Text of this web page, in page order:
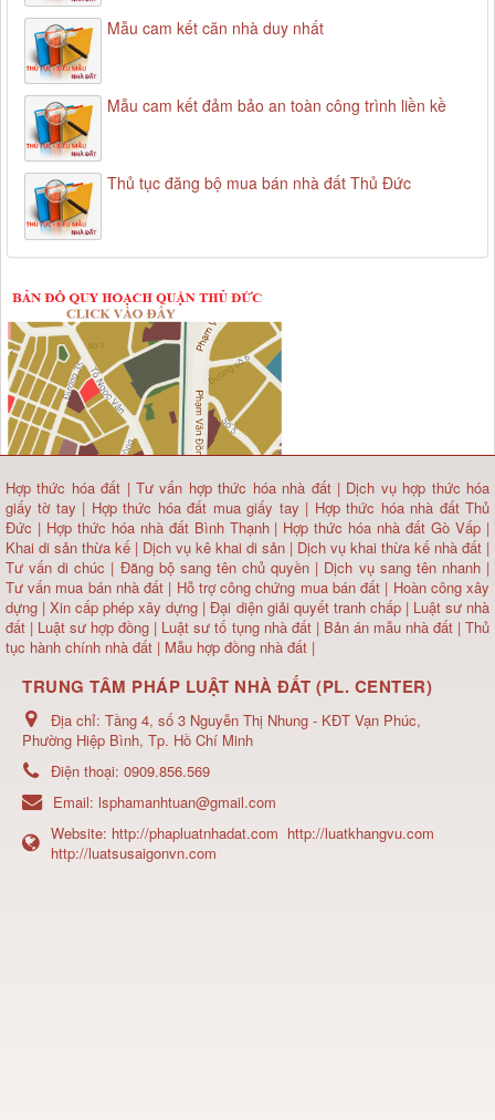
Mẫu cam kết căn nhà duy nhất
Mẫu cam kết đảm bảo an toàn công trình liền kề
Thủ tục đăng bộ mua bán nhà đất Thủ Đức
Hợp thức hóa đất |Tư vấn hợp thức hóa nhà đất| Dịch vụ hợp thức hóa
giấy tờ tay | Hợp thức hóa đất mua giấy tay | Hợp thức hóa nhà đất Thủ
Đức | Hợp thức hóa nhà đất Bình Thạnh | Hợp thức hóa nhà đất Gò Vấp |
Khai di sản thừa kế | Dịch vụ kê khai di sản | Dịch vụ khai thừa kế nhà đất |
Tư vấn di chúc | Đăng bộ sang tên chủ quyền | Dịch vụ sang tên nhanh |
Tư vấn mua bán nhà đất | Hỗ trợ công chứng mua bán đất | Hoàn công xây
dựng | Xin cấp phép xây dựng |Đại diện giải quyết tranh chấp | Luật sư nhà
đất | Luật sư hợp đồng | Luật sư tố tụng nhà đất | Bản án mẫu nhà đất|Thủ
tục hành chính nhà đất | Mẫu hợp đồng nhà đất |
TRUNG TÂM PHÁP LUẬT NHÀ ĐẤT (PL. CENTER)
Địa chỉ: Tầng 4, số 3 Nguyễn Thị Nhung - KĐT Vạn Phúc,
Phường Hiệp Bình, Tp. Hồ Chí Minh
Điện thoại: 0909.856.569
Email: lsphamanhtuan@gmail.com
Website: http://phapluatnhadat.com http://luatkhangvu.com
http://luatsusaigonvn.com